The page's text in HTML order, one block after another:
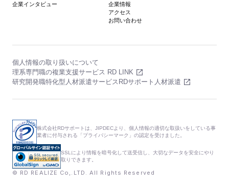
企業インタビュー
企業情報
アクセス
お問い合わせ
個人情報の取り扱いについて
理系専門職の複業支援サービス RD LINK
研究開発職特化型人材派遣サービスRDサポート人材派遣
株式会社RDサポートは、JIPDECより、個人情報の適切な取扱いをしている事
業者に付与される「プライバシーマーク」の認定を受けました。
SSLにより情報を暗号化して送受信し、大切なデータを安全にやり
取りできます。
© RD REALIZE Co,.LTD. All Rights Reserved